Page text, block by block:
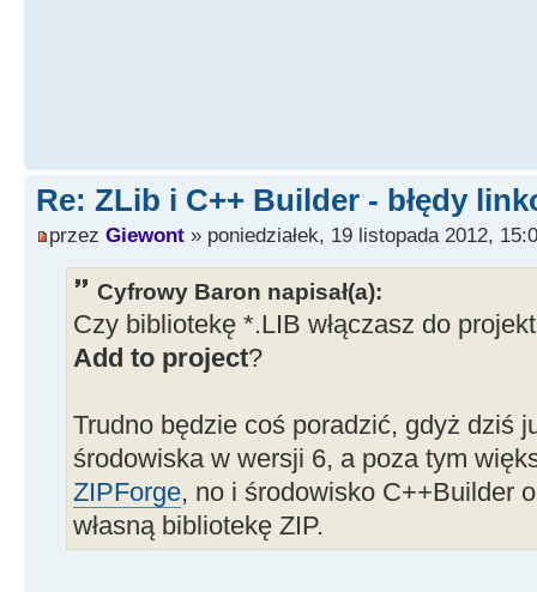
Re: ZLib i C++ Builder - błędy
przez Giewont » poniedziałek, 19 listopada 2012,
Cyfrowy Baron napisał(a):
Czy bibliotekę *.LIB włączasz do
Add to project?
Trudno będzie coś poradzić, gdyż dziś
środowiska w wersji 6, a poza tym
ZIPForge, no i środowisko C++Builder
własną bibliotekę ZIP.